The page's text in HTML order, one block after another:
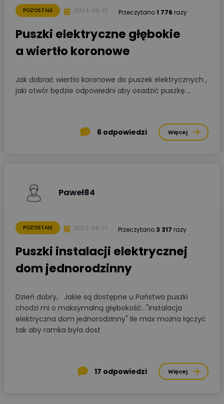
POZOSTAŁE 2024-03-12 Przeczytano1 776 razy
Puszki elektryczne głębokie
a wiertło koronowe
Jak dobrać wiertło koronowe do puszek elektrycznych ,
jaki otwór będzie odpowiedni aby osadzić puszkę....
6 odpowiedzi Więcej
Paweł84
POZOSTAŁE 2023-08-17 Przeczytano 3 317 razy
Puszki instalacji elektrycznej
dom jednorodzinny
Dzień dobry, Jakie są dostępne u Państwa puszki
chodzi mi o maksymalną głębokość..."instalacja
elektryczna dom jednorodzinny" Ile max można łączyć
tak aby ramka była dost
17 odpowiedzi Więcej